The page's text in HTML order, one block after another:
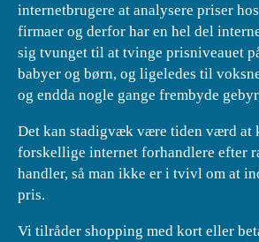
internetbrugere at analysere priser
firmaer og derfor har en hel del
sig tvunget til at tvinge prisniveauet
babyer og børn, og ligeledes til
og endda nogle gange frembyde
Det kan stadigvæk være tiden værd at
forskellige internet forhandlere efter
handler, så man ikke er i tvivl om at
pris.
Vi tilråder shopping med kort eller